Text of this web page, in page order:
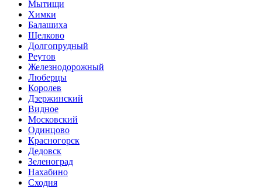
Мытищи
Химки
Балашиха
Щелково
Долгопрудный
Реутов
Железнодорожный
Люберцы
Королев
Дзержинский
Видное
Московский
Одинцово
Красногорск
Дедовск
Зеленоград
Нахабино
Сходня